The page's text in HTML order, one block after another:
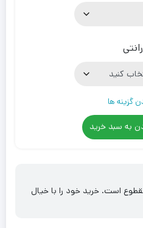
گزینه ها
به سبد خرید
است. خرید خود را با خیال